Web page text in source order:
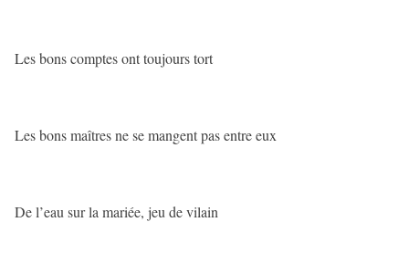
Les bons comptes ont toujours tort
Les bons maîtres ne se mangent pas entre eux
De l’eau sur la mariée, jeu de vilain